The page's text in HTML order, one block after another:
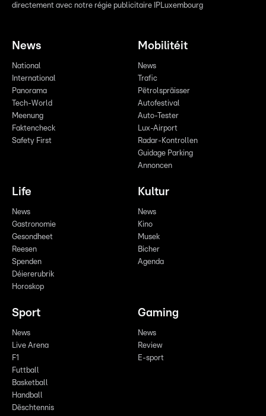
directement avec notre régie publicitaire IPLuxembourg
News
National
International
Panorama
Tech-World
Meenung
Faktencheck
Safety First
Mobilitéit
News
Trafic
Pëtrolspräisser
Autofestival
Auto-Tester
Lux-Airport
Radar-Kontrollen
Guidage Parking
Annoncen
Life
News
Gastronomie
Gesondheet
Reesen
Spenden
Déiererubrik
Horoskop
Kultur
News
Kino
Musek
Bicher
Agenda
Sport
News
Live Arena
F1
Futtball
Basketball
Handball
Dëschtennis
Gaming
News
Review
E-sport